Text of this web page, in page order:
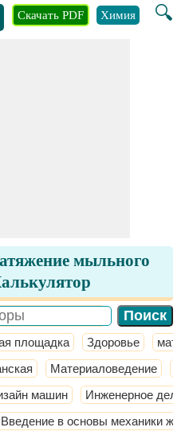
🔍
Скачать PDF Химия
мыльного
площадка Здоровье
Материаловедение
машин Инженерное дело
Введение в основы механики